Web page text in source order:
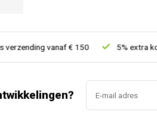
vanaf € 150 5% extra